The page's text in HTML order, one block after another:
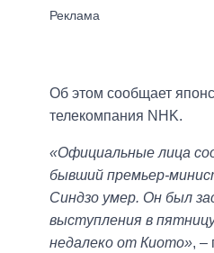
Об этом сообщает
телекомпания NHK.
«Официальные лица
бывший премьер-
Синдзо умер. Он был
выступления в
недалеко от Киото», –